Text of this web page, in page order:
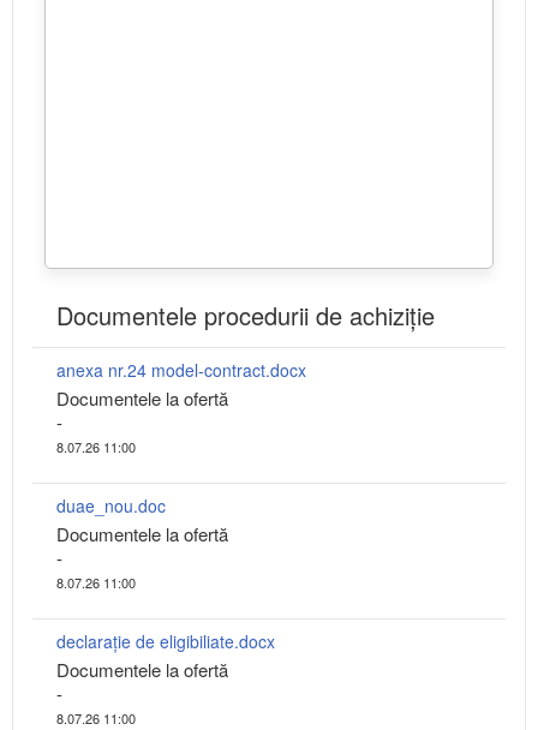
Documentele procedurii de achiziție
anexa nr.24 model-contract.docx
Documentele la ofertă
-
8.07.26 11:00
duae_nou.doc
Documentele la ofertă
-
8.07.26 11:00
declarație de eligibiliate.docx
Documentele la ofertă
-
8.07.26 11:00